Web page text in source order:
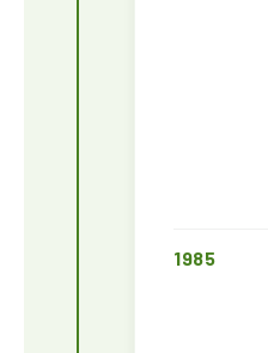
1985